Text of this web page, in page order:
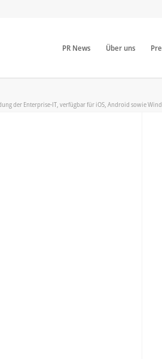
PR News Über uns
der Enterprise-IT, verfügbar für iOS, Android sowie